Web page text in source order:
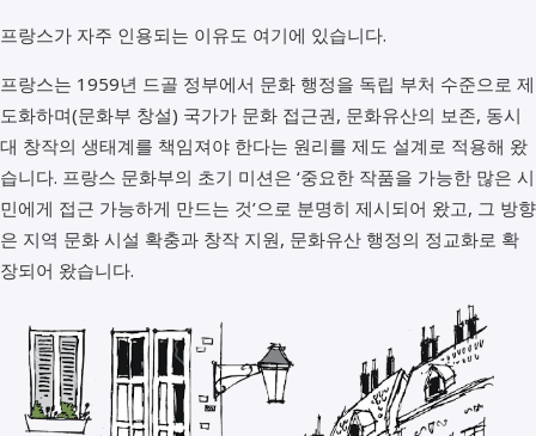
프랑스가 자주 인용되는 이유도 여기에 있습니다.
프랑스는 1959년 드골 정부에서 문화 행정을 독립 부처 수준으로 제
도화하며(문화부 창설) 국가가 문화 접근권, 문화유산의 보존, 동시
대 창작의 생태계를 책임져야 한다는 원리를 제도 설계로 적용해 왔
습니다. 프랑스 문화부의 초기 미션은 ‘중요한 작품을 가능한 많은 시
민에게 접근 가능하게 만드는 것’으로 분명히 제시되어 왔고, 그 방향
은 지역 문화 시설 확충과 창작 지원, 문화유산 행정의 정교화로 확
장되어 왔습니다.